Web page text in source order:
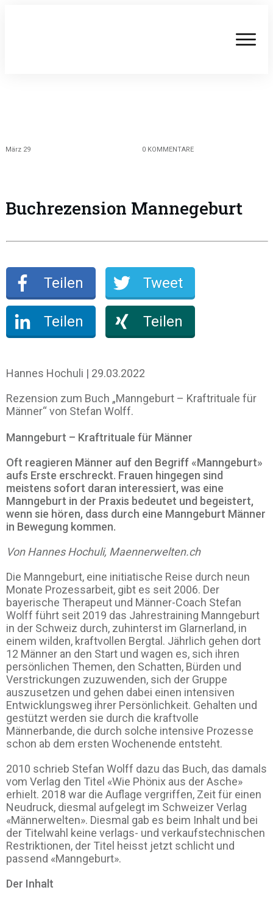
März 29 0KOMMENTARE
Buchrezension Mannegeburt
Teilen Tweet
Teilen Teilen
Hannes Hochuli | 29.03.2022
Rezension zum Buch „Manngeburt – Kraftrituale für
Männer“ von Stefan Wolff.
Manngeburt – Kraftrituale für Männer
Oft reagieren Männer auf den Begriff «Manngeburt»
aufs Erste erschreckt. Frauen hingegen sind
meistens sofort daran interessiert, was eine
Manngeburt in der Praxis bedeutet und begeistert,
wenn sie hören, dass durch eine Manngeburt Männer
in Bewegung kommen.
Von Hannes Hochuli, Maennerwelten.ch
Die Manngeburt, eine initiatische Reise durch neun
Monate Prozessarbeit, gibt es seit 2006. Der
bayerische Therapeut und Männer-Coach Stefan
Wolff führt seit 2019 das Jahrestraining Manngeburt
in der Schweiz durch, zuhinterst im Glarnerland, in
einem wilden, kraftvollen Bergtal. Jährlich gehen dort
12 Männer an den Start und wagen es, sich ihren
persönlichen Themen, den Schatten, Bürden und
Verstrickungen zuzuwenden, sich der Gruppe
auszusetzen und gehen dabei einen intensiven
Entwicklungsweg ihrer Persönlichkeit. Gehalten und
gestützt werden sie durch die kraftvolle
Männerbande, die durch solche intensive Prozesse
schon ab dem ersten Wochenende entsteht.
2010 schrieb Stefan Wolff dazu das Buch, das damals
vom Verlag den Titel «Wie Phönix aus der Asche»
erhielt. 2018 war die Auflage vergriffen, Zeit für einen
Neudruck, diesmal aufgelegt im Schweizer Verlag
«Männerwelten». Diesmal gab es beim Inhalt und bei
der Titelwahl keine verlags- und verkaufstechnischen
Restriktionen, der Titel heisst jetzt schlicht und
passend «Manngeburt».
Der Inhalt